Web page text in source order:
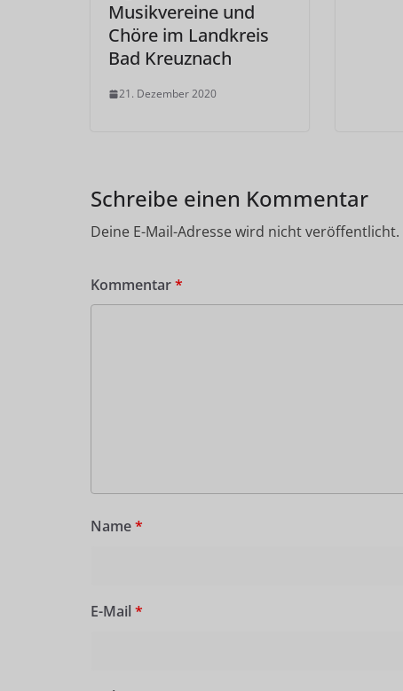
Musikvereine und
Chöre im Landkreis
Bad Kreuznach
21. Dezember 2020
Schreibe einen Kommentar
Deine E-Mail-Adresse wird nicht veröffentlicht.
Kommentar*
Name*
E-Mail *